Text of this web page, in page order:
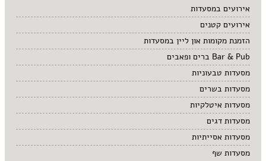
אירועים במסעדות
אירועים קטנים
הזמנת מקומות און ליין במסעדות
Bar & Pub ברים ופאבים
מסעדות טבעוניות
מסעדות בשרים
מסעדות איטלקיות
מסעדות דגים
מסעדות אסייתיות
מסעדות שף